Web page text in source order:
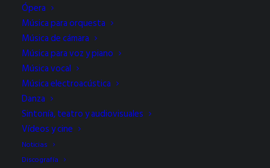
Ópera
Música para orquesta
Música de cámara
Música para voz y piano
Música vocal
Música electroacústica
Danza
Sintonía, teatro y audiovisuales
Vídeos y cine
Noticias
Discografía